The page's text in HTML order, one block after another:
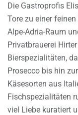
Die Gastroprofis
Tore zu einer
Alpe-Adria-Raum
Privatbrauerei
Bierspezialitäten,
Prosecco bis hin
Käsesorten aus
Fischspezialitäten
viel Liebe kuratiert